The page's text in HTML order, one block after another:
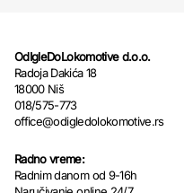
OdIgleDoLokomotive d.o.o.
Radoja Dakića 18
18000 Niš
018/575-773
office@odigledolokomotive.rs
Radno vreme:
Radnim danom od 9-16h